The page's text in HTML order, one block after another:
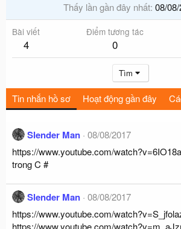
Thấy lần gần đây nhất 08/
Bài viết
4
Điểm tương tác
0
Tìm
Tin nhắn hồ sơ Hoạt động gần đây
Slender Man 08/08/2017
https://www.youtube.com/
trong C #
Slender Man 08/08/2017
https://www.youtube.com/
https://www.youtube.com/